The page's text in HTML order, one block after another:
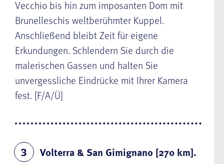
Vecchio bis hin zum imposanten Dom mit
Brunelleschis weltberühmter Kuppel.
Anschließend bleibt Zeit für eigene
Erkundungen. Schlendern Sie durch die
malerischen Gassen und halten Sie
unvergessliche Eindrücke mit Ihrer Kamera
fest. [F/A/Ü]
3
Volterra & San Gimignano [270 km].